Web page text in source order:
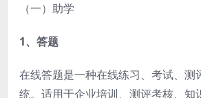
（一）助学
1、答题
在线答题是一种在线练习、考试、测
统。适用于企业培训、测评考核、知